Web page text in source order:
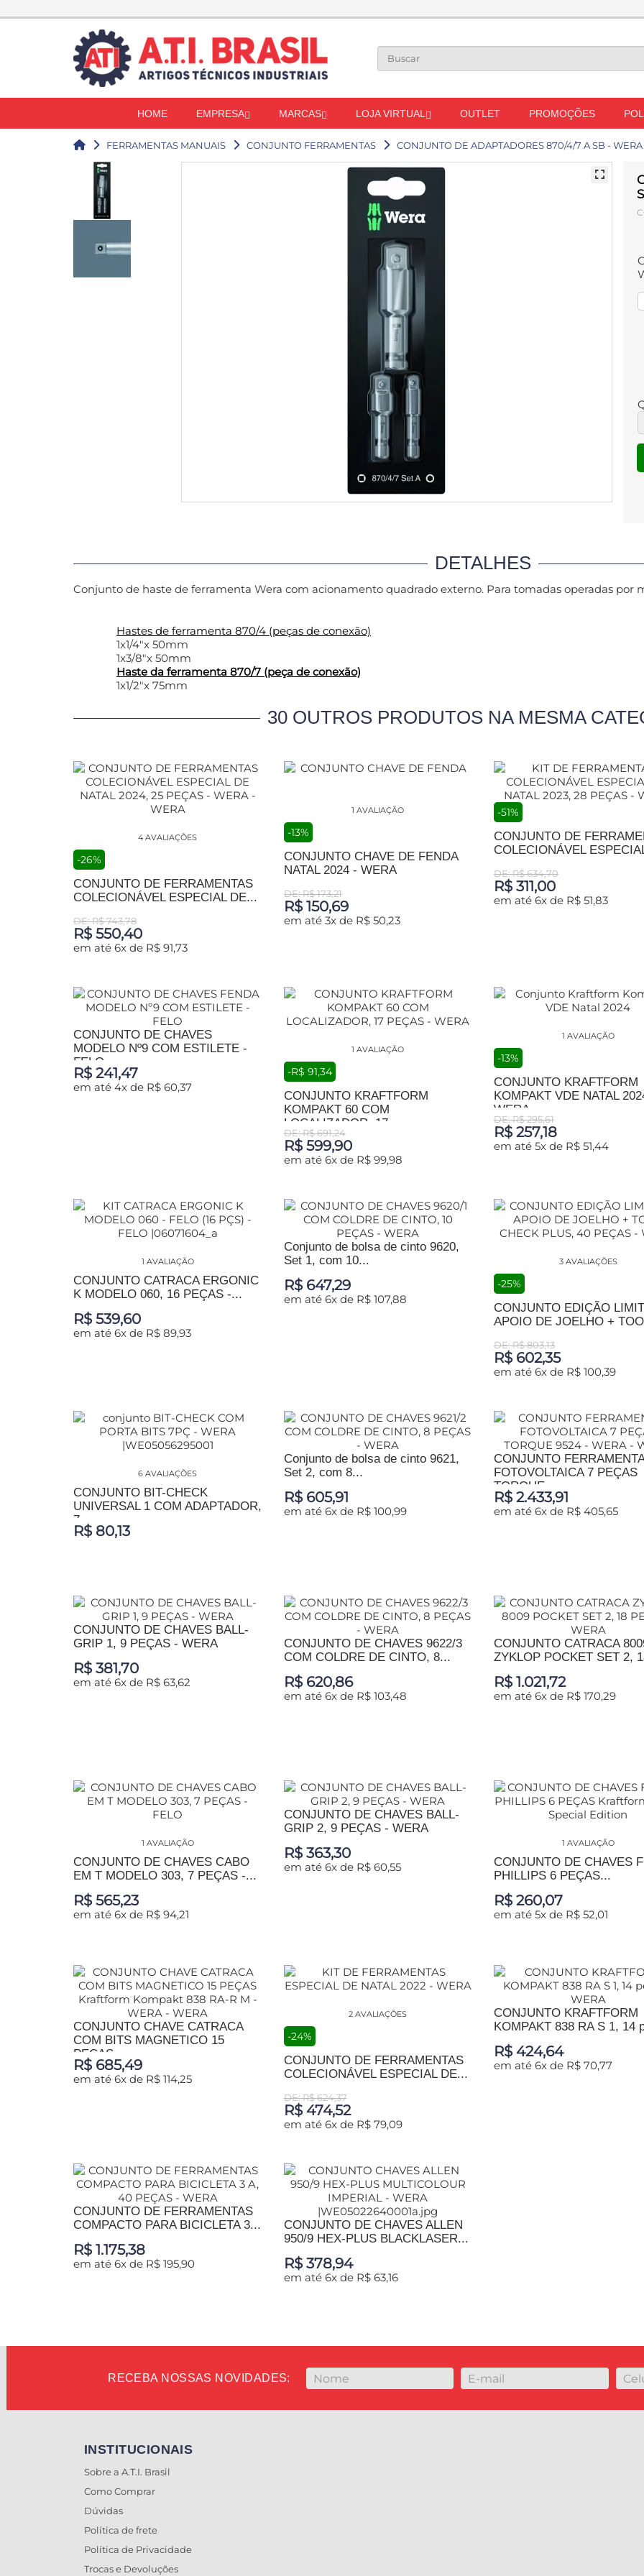
HOME EMPRESA MARCAS LOJA VIRTUAL OUTLET PROMOÇÕES
FERRAMENTAS MANUAIS CONJUNTO FERRAMENTAS CONJUNTO DE ADAPTADORES 870/4/7 A SB - WERA
DETALHES
Conjunto de haste de ferramenta Wera com acionamento quadrado externo. Para tomadas operadas por
Hastes de ferramenta 870/4 (peças de conexão)
1x1/4"x 50mm
1x3/8"x 50mm
Haste da ferramenta 870/7 (peça de conexão)
1x1/2"x 75mm
30 OUTROS PRODUTOS NA MESMA
4 AVALIAÇÕES
-26%
CONJUNTO DE FERRAMENTAS
COLECIONÁVEL ESPECIAL DE...
DE: R$ 743,78
R$ 550,40
em até 6x de R$ 91,73
1 AVALIAÇÃO
-13%
CONJUNTO CHAVE DE FENDA
NATAL 2024 - WERA
DE: R$ 173,21
R$ 150,69
em até 3x de R$ 50,23
-51%
CONJUNTO DE
COLECIONÁVEL
DE: R$ 634,70
R$ 311,00
em até 6x de R$ 51,83
CONJUNTO DE CHAVES
MODELO Nº9 COM ESTILETE -
FELO
R$ 241,47
em até 4x de R$ 60,37
1 AVALIAÇÃO
-R$ 91,34
CONJUNTO KRAFTFORM
KOMPAKT 60 COM
LOCALIZADOR, 17...
DE: R$ 691,24
R$ 599,90
em até 6x de R$ 99,98
1 AVALIAÇÃO
-13%
CONJUNTO KRAFTFORM
KOMPAKT VDE NATAL
WERA
DE: R$ 295,61
R$ 257,18
em até 5x de R$ 51,44
1 AVALIAÇÃO
CONJUNTO CATRACA ERGONIC
K MODELO 060, 16 PEÇAS -...
R$ 539,60
em até 6x de R$ 89,93
Conjunto de bolsa de cinto 9620,
Set 1, com 10...
R$ 647,29
em até 6x de R$ 107,88
3 AVALIAÇÕES
-25%
CONJUNTO EDIÇÃO
APOIO DE JOELHO +
DE: R$ 803,13
R$ 602,35
em até 6x de R$ 100,39
6 AVALIAÇÕES
CONJUNTO BIT-CHECK
UNIVERSAL 1 COM ADAPTADOR,
7...
R$ 80,13
Conjunto de bolsa de cinto 9621,
Set 2, com 8...
R$ 605,91
em até 6x de R$ 100,99
CONJUNTO
FOTOVOLTAICA 7 PEÇAS
TORQUE...
R$ 2.433,91
em até 6x de R$ 405,65
CONJUNTO DE CHAVES BALL-
GRIP 1, 9 PEÇAS - WERA
R$ 381,70
em até 6x de R$ 63,62
CONJUNTO DE CHAVES 9622/3
COM COLDRE DE CINTO, 8...
R$ 620,86
em até 6x de R$ 103,48
CONJUNTO CATRACA
ZYKLOP POCKET SET 2,
R$ 1.021,72
em até 6x de R$ 170,29
1 AVALIAÇÃO
CONJUNTO DE CHAVES CABO
EM T MODELO 303, 7 PEÇAS -...
R$ 565,23
em até 6x de R$ 94,21
CONJUNTO DE CHAVES BALL-
GRIP 2, 9 PEÇAS - WERA
R$ 363,30
em até 6x de R$ 60,55
1 AVALIAÇÃO
CONJUNTO DE CHAVES
PHILLIPS 6 PEÇAS...
R$ 260,07
em até 5x de R$ 52,01
CONJUNTO CHAVE CATRACA
COM BITS MAGNETICO 15
PEÇAS...
R$ 685,49
em até 6x de R$ 114,25
2 AVALIAÇÕES
-24%
CONJUNTO DE FERRAMENTAS
COLECIONÁVEL ESPECIAL DE...
DE: R$ 624,37
R$ 474,52
em até 6x de R$ 79,09
CONJUNTO KRAFTFORM
KOMPAKT 838 RA S 1, 14
-...
R$ 424,64
em até 6x de R$ 70,77
CONJUNTO DE FERRAMENTAS
COMPACTO PARA BICICLETA 3...
R$ 1.175,38
em até 6x de R$ 195,90
CONJUNTO DE CHAVES ALLEN
950/9 HEX-PLUS BLACKLASER...
R$ 378,94
em até 6x de R$ 63,16
RECEBA NOSSAS NOVIDADES:
INSTITUCIONAIS
Sobre a A.T.I. Brasil
Como Comprar
Dúvidas
Política de frete
Política de Privacidade
Trocas e Devoluções